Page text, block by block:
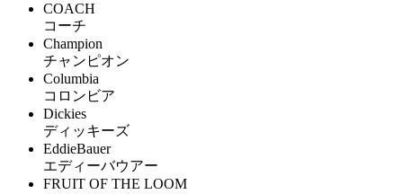
COACH
コーチ
Champion
チャンピオン
Columbia
コロンビア
Dickies
ディッキーズ
EddieBauer
エディーバウアー
FRUIT OF THE LOOM